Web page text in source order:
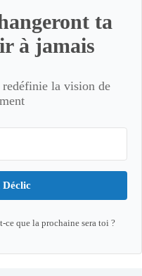
ta
à jamais
la vision de
Déclic
ce que la prochaine sera toi ?